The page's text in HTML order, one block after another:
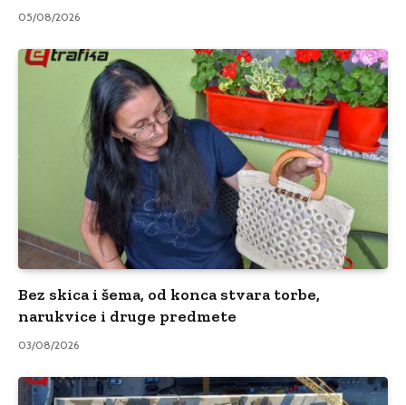
05/08/2026
Bez skica i šema, od konca stvara torbe,
narukvice i druge predmete
03/08/2026